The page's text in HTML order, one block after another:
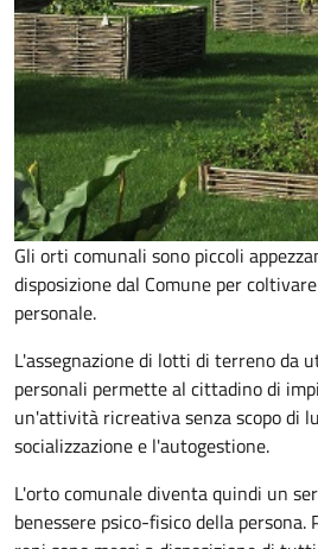
Gli orti comunali sono piccoli
disposizione dal Comune per
personale.
L'assegnazione di lotti di terreno da
personali permette al cittadino di
un'attività ricreativa senza scopo di
socializzazione e l'autogestione.
L'orto comunale diventa quindi un
benessere psico-fisico della